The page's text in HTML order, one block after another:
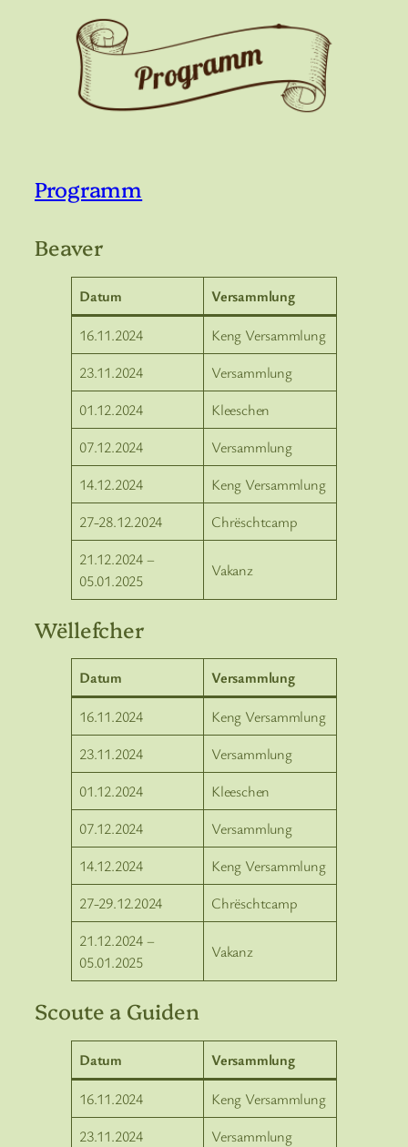
Programm
Beaver
Datum
Versammlung
16.11.2024
Keng Versammlung
23.11.2024
Versammlung
01.12.2024
Kleeschen
07.12.2024
Versammlung
14.12.2024
Keng Versammlung
27-28.12.2024
Chrëschtcamp
21.12.2024 –
05.01.2025
Vakanz
Wëllefcher
Datum
Versammlung
16.11.2024
Keng Versammlung
23.11.2024
Versammlung
01.12.2024
Kleeschen
07.12.2024
Versammlung
14.12.2024
Keng Versammlung
27-29.12.2024
Chrëschtcamp
21.12.2024 –
05.01.2025
Vakanz
Scoute a Guiden
Datum
Versammlung
16.11.2024
Keng Versammlung
23.11.2024
Versammlung